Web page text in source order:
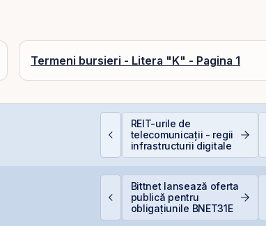
Termeni bursieri - Litera "K" - Pagina 1
REIT-urile de
telecomunicații - regii
infrastructurii digitale
Bittnet lansează oferta
publică pentru
obligațiunile BNET31E